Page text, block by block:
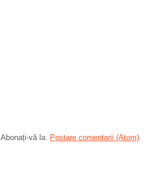
Abonați-vă la: Postare comentarii (Atom)